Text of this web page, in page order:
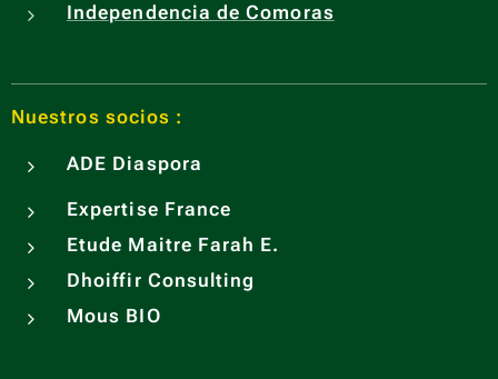
Independencia de Comoras
Nuestros socios :
ADE Diaspora
Expertise France
Etude Maitre Farah E.
Dhoiffir Consulting
Mous BIO